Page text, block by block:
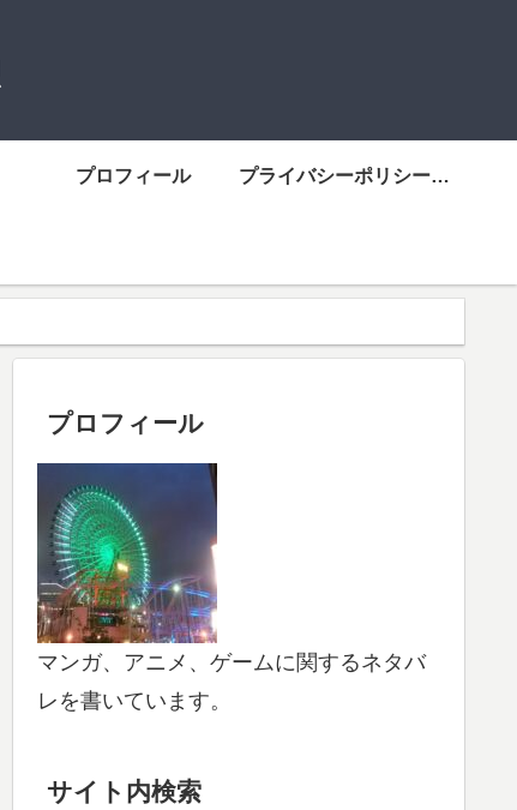
プロフィール プライバシーポリシーについて
プロフィール
マンガ、アニメ、ゲームに関するネタバ
レを書いています。
サイト内検索